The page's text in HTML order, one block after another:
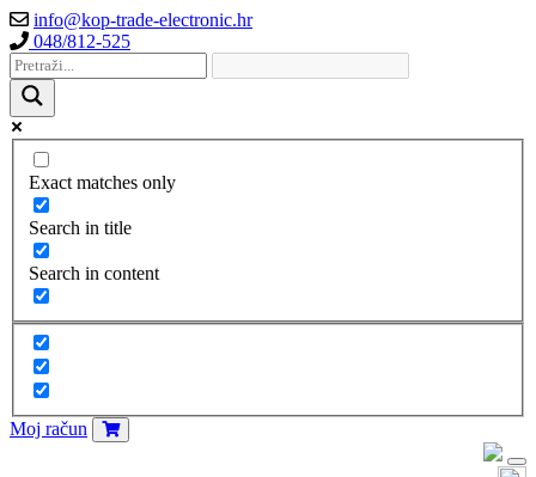
info@kop-trade-electronic.hr
048/812-525
Exact matches only
Search in title
Search in content
Moj račun